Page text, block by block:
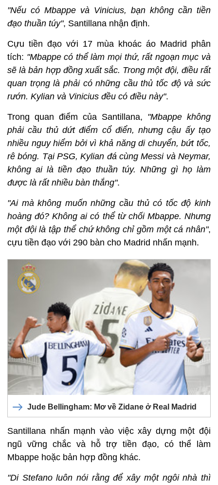
"Nếu có Mbappe và Vinicius, bạn không cần tiền
đạo thuần túy", Santillana nhận định.
Cựu tiền đạo với 17 mùa khoác áo Madrid phân
tích: "Mbappe có thể làm mọi thứ, rất ngoạn mục và
sẽ là bản hợp đồng xuất sắc. Trong một đội, điều rất
quan trọng là phải có những cầu thủ tốc độ và sức
rướn. Kylian và Vinicius đều có điều này".
Trong quan điểm của Santillana, "Mbappe không
phải cầu thủ dứt điểm cổ điển, nhưng cậu ấy tạo
nhiều nguy hiểm bởi vì khả năng di chuyển, bứt tốc,
rê bóng. Tại PSG, Kylian đá cùng Messi và Neymar,
không ai là tiền đạo thuần túy. Những gì họ làm
được là rất nhiều bàn thắng".
"Ai mà không muốn những cầu thủ có tốc độ kinh
hoàng đó? Không ai có thể từ chối Mbappe. Nhưng
một đội là tập thể chứ không chỉ gồm một cá nhân",
cựu tiền đạo với 290 bàn cho Madrid nhấn mạnh.
Jude Bellingham: Mơ về Zidane ở Real Madrid
Santillana nhấn mạnh vào việc xây dựng một đội
ngũ vững chắc và hỗ trợ tiền đạo, có thể làm
Mbappe hoặc bản hợp đồng khác.
"Di Stefano luôn nói rằng để xây một ngôi nhà thì